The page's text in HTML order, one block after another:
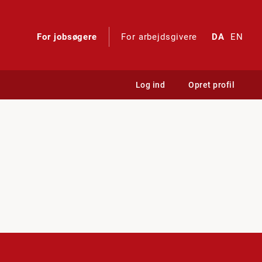
For jobsøgere For arbejdsgivere DA EN
Log ind Opret profil